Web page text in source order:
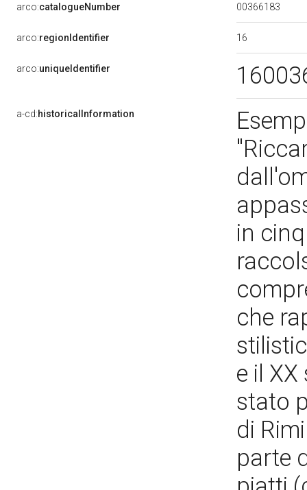
arco:catalogueNumber 00366183
arco:regionIdentifier 16
arco:uniqueIdentifier
a-cd:historicalInformation
in
che
e il
stato
di
parte